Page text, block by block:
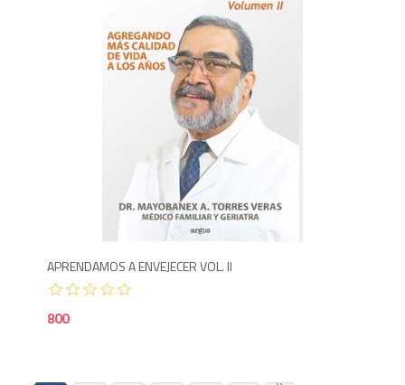
APRENDAMOS A ENVEJECER VOL. II
800